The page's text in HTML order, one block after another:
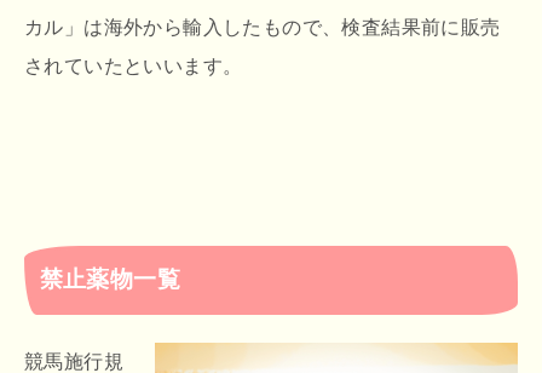
カル」は海外から輸入したもので、検査結果前に販売
されていたといいます。
禁止薬物一覧
競馬施行規